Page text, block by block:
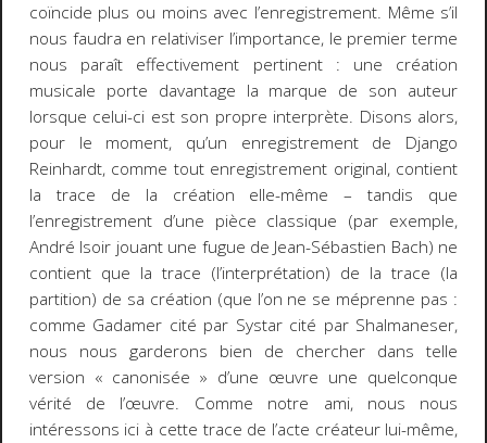
coïncide plus ou moins avec l’enregistrement. Même s’il
nous faudra en relativiser l’importance, le premier terme
nous paraît effectivement pertinent : une création
musicale porte davantage la marque de son auteur
lorsque celui-ci est son propre interprète. Disons alors,
pour le moment, qu’un enregistrement de Django
Reinhardt, comme tout enregistrement original, contient
la trace de la création elle-même – tandis que
l’enregistrement d’une pièce classique (par exemple,
André Isoir jouant une fugue de Jean-Sébastien Bach) ne
contient que la trace (l’interprétation) de la trace (la
partition) de sa création (que l’on ne se méprenne pas :
comme Gadamer cité par Systar cité par Shalmaneser,
nous nous garderons bien de chercher dans telle
version « canonisée » d’une œuvre une quelconque
vérité de l’œuvre. Comme notre ami, nous nous
intéressons ici à cette trace de l’acte créateur lui-même,